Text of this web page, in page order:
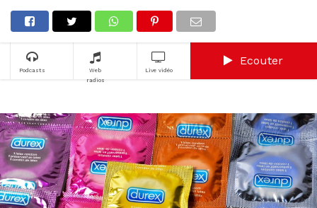
Podcasts
Web
radios
Live vidéo
Ecouter